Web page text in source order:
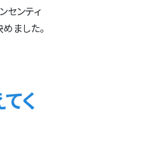
センティ
ました。
く